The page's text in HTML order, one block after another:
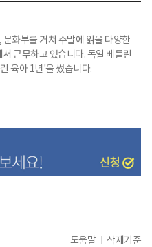
화부를 거쳐 주말에 읽을 다양한
근무하고 있습니다. 독일 베를린
육아 1년'을 썼습니다.
도움말 삭제기준